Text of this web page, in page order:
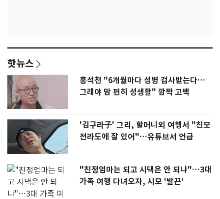
핫뉴스
홍석천 "6개월마다 성병 검사받는다…
그래야 맘 편히 성생활" 깜짝 고백
'김구라子' 그리, 할머니외 여행서 "친모
전라도에 잘 있어"…유튜브서 언급
"친정엄마는 되고 시댁은 안 되냐"…3대
가족 여행 다녀오자, 시모 '발끈'